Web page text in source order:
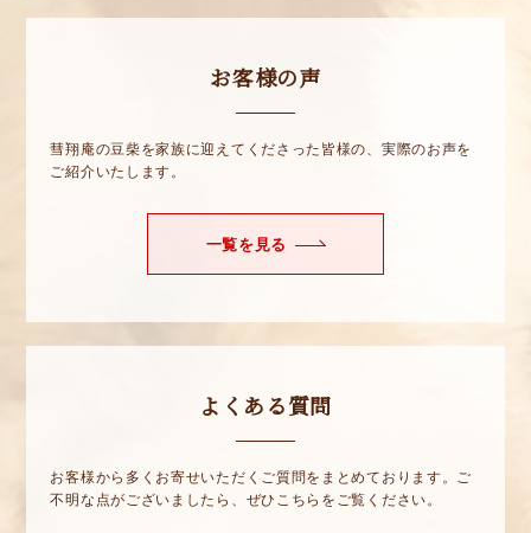
お客様の声
彗翔庵の豆柴を家族に迎えてくださった皆様の、実際のお声を
ご紹介いたします。
一覧を見る
よくある質問
お客様から多くお寄せいただくご質問をまとめております。ご
不明な点がございましたら、ぜひこちらをご覧ください。